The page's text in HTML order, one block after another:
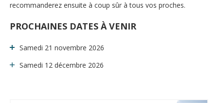
recommanderez ensuite à coup sûr à tous vos proches.
PROCHAINES DATES À VENIR
Samedi 21 novembre 2026
Samedi 12 décembre 2026